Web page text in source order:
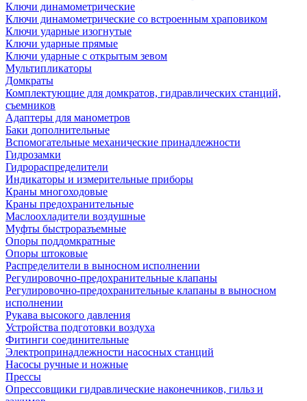
Ключи динамометрические
Ключи динамометрические со встроенным храповиком
Ключи ударные изогнутые
Ключи ударные прямые
Ключи ударные с открытым зевом
Мультипликаторы
Домкраты
Комплектующие для домкратов, гидравлических станций,
съемников
Адаптеры для манометров
Баки дополнительные
Вспомогательные механические принадлежности
Гидрозамки
Гидрораспределители
Индикаторы и измерительные приборы
Краны многоходовые
Краны предохранительные
Маслоохладители воздушные
Муфты быстроразъемные
Опоры поддомкратные
Опоры штоковые
Распределители в выносном исполнении
Регулировочно-предохранительные клапаны
Регулировочно-предохранительные клапаны в выносном
исполнении
Рукава высокого давления
Устройства подготовки воздуха
Фитинги соединительные
Электропринадлежности насосных станций
Насосы ручные и ножные
Прессы
Опрессовщики гидравлические наконечников, гильз и